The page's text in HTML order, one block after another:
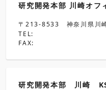
研究開発本部 川崎オフ
〒213-8533 神奈川県川
TEL:
FAX:
研究開発本部 川崎